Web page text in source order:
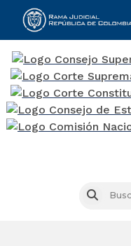
Buscar